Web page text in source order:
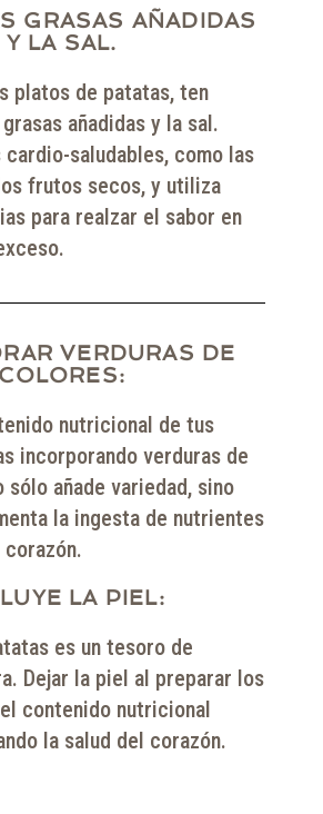
GRASAS AÑADIDAS
Y LA SAL.
platos de patatas, ten
añadidas y la sal.
cardio-saludables, como las
frutos secos, y utiliza
para realzar el sabor en
VERDURAS DE
COLORES:
nutricional de tus
incorporando verduras de
sólo añade variedad, sino
la ingesta de nutrientes
LA PIEL:
es un tesoro de
Dejar la piel al preparar los
contenido nutricional
la salud del corazón.